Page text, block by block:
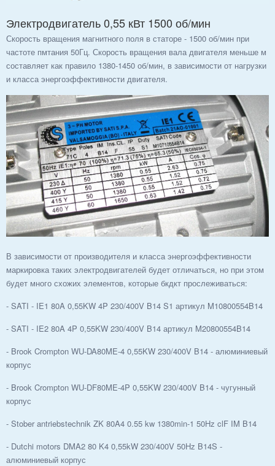
Электродвигатель 0,55 кВт 1500 об/мин
Скорость вращения магнитного поля в статоре - 1500 об/мин при
частоте пмтания 50Гц. Скорость вращения вала двигателя меньше м
составляет как правило 1380-1450 об/мин, в зависимости от нагрузки
и класса энергоэффективности двигателя.
В зависимости от производителя и класса энергоэффективности
маркировка таких электродвигателей будет отличаться, но при этом
будет много схожих элементов, которые бкдкт прослеживаться:
- SATI - IE1 80A 0,55KW 4P 230/400V B14 S1 артикул M10800554B14
- SATI - IE2 80A 4P 0,55KW 230/400V B14 артикул M20800554B14
- Brook Crompton WU-DA80ME-4 0,55KW 230/400V B14 - алюминиевый
корпус
- Brook Crompton WU-DF80ME-4P 0,55KW 230/400V B14 - чугунный
корпус
- Stober antriebstechnik ZK 80A4 0.55 kw 1380min-1 50Hz clF IM B14
- Dutchi motors DMA2 80 K4 0,55kW 230/400V 50Hz B14S -
алюминиевый корпус